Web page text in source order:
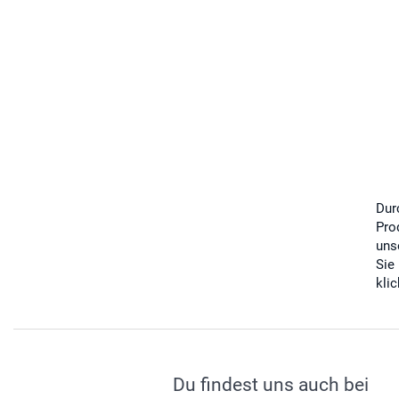
Sie
Du findest uns auch bei